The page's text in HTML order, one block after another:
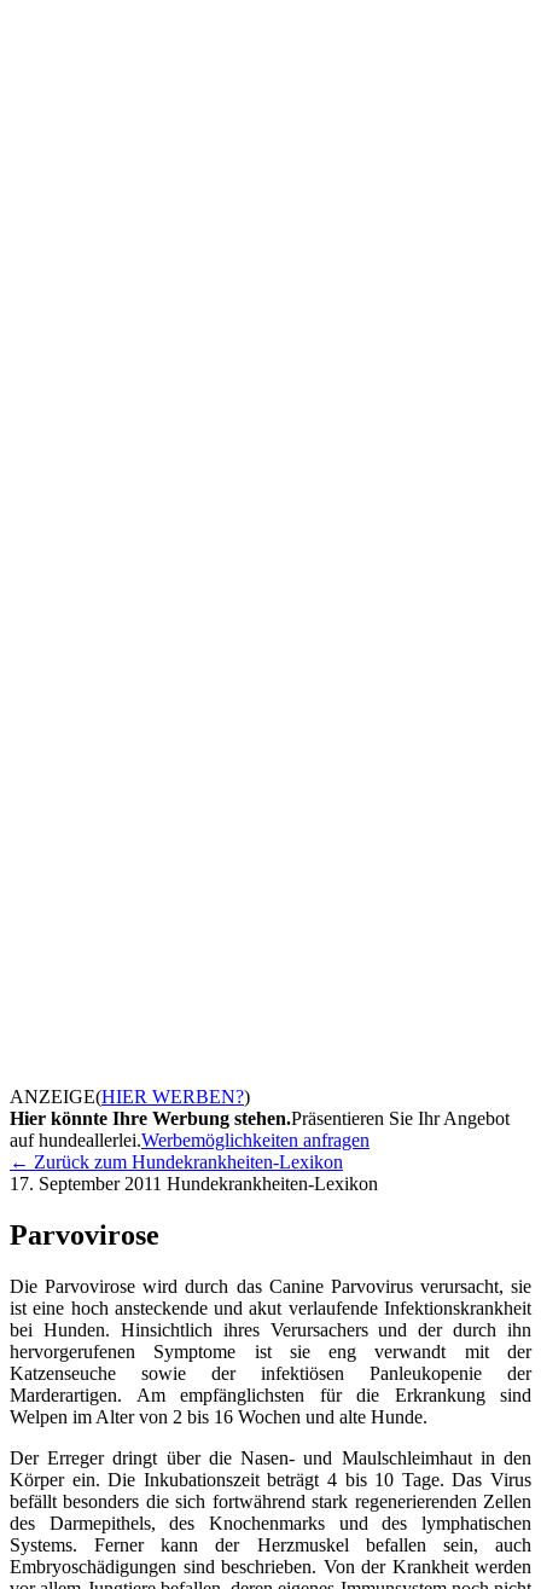
ANZEIGE(HIER WERBEN?)
Hier könnte Ihre Werbung stehen.Präsentieren Sie Ihr Angebot
auf hundeallerlei.Werbemöglichkeiten anfragen
← Zurück zum Hundekrankheiten-Lexikon
17. September 2011 Hundekrankheiten-Lexikon
Parvovirose
Die Parvovirose wird durch das Canine Parvovirus verursacht, sie
ist eine hoch ansteckende und akut verlaufende Infektionskrankheit
bei Hunden. Hinsichtlich ihres Verursachers und der durch ihn
hervorgerufenen Symptome ist sie eng verwandt mit der
Katzenseuche sowie der infektiösen Panleukopenie der
Marderartigen. Am empfänglichsten für die Erkrankung sind
Welpen im Alter von 2 bis 16 Wochen und alte Hunde.
Der Erreger dringt über die Nasen- und Maulschleimhaut in den
Körper ein. Die Inkubationszeit beträgt 4 bis 10 Tage. Das Virus
befällt besonders die sich fortwährend stark regenerierenden Zellen
des Darmepithels, des Knochenmarks und des lymphatischen
Systems. Ferner kann der Herzmuskel befallen sein, auch
Embryoschädigungen sind beschrieben. Von der Krankheit werden